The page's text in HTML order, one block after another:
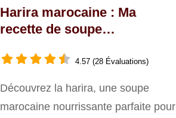
Harira marocaine : Ma
recette de soupe
4.57 (28 Évaluations)
Découvrez la harira, une soupe
marocaine nourrissante parfaite pour